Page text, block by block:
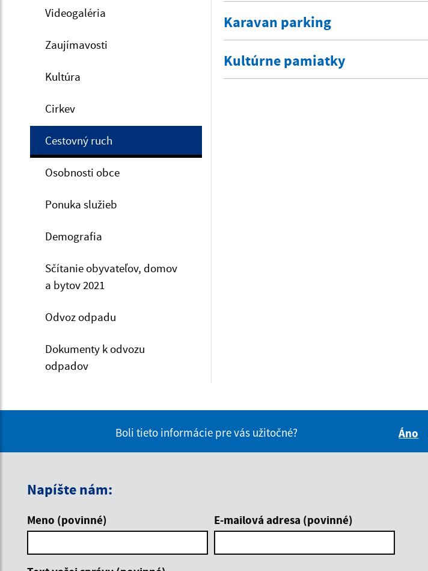
Videogaléria
Zaujímavosti
Kultúra
Cirkev
Cestovný ruch
Osobnosti obce
Ponuka služieb
Demografia
Sčítanie obyvateľov, domov
a bytov 2021
Odvoz odpadu
Dokumenty k odvozu
odpadov
Karavan parking
Kultúrne pamiatky
Boli tieto informácie pre vás užitočné?
Áno
Napíšte nám:
Meno (povinné) E-mailová adresa (povinné)